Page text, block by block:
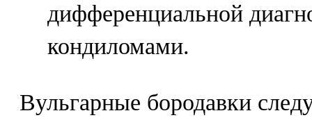
дифференциальной
кондиломами.
Вульгарные бородавки